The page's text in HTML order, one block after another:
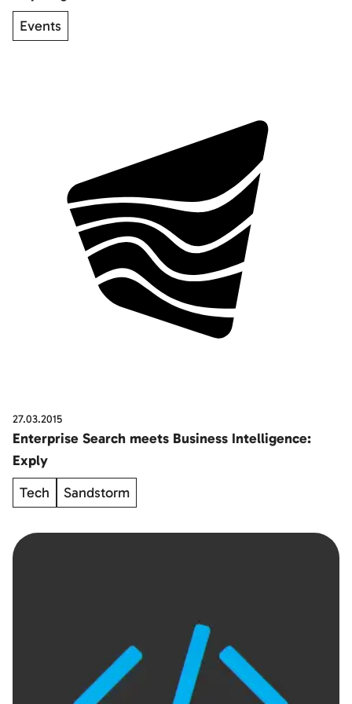
Events
27.03.2015
Enterprise Search meets Business Intelligence:
Exply
Tech
Sandstorm